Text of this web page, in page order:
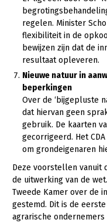
regelen. Minister
flexibiliteit in de
bewijzen zijn dat de
resultaat opleveren.
Nieuwe natuur in
beperkingen
Over de ‘bijgepluste
dat hiervan geen
gebruik. De kaarten
gecorrigeerd. Het
om grondeigenaren
Deze voorstellen vanuit
de uitwerking van de
Tweede Kamer over de
gestemd. Dit is de
agrarische ondernemers